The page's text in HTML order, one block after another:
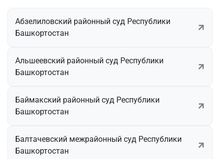
Абзелиловский районный суд Республики
Башкортостан
Альшеевский районный суд Республики
Башкортостан
Баймакский районный суд Республики
Башкортостан
Балтачевский межрайонный суд Республики
Башкортостан